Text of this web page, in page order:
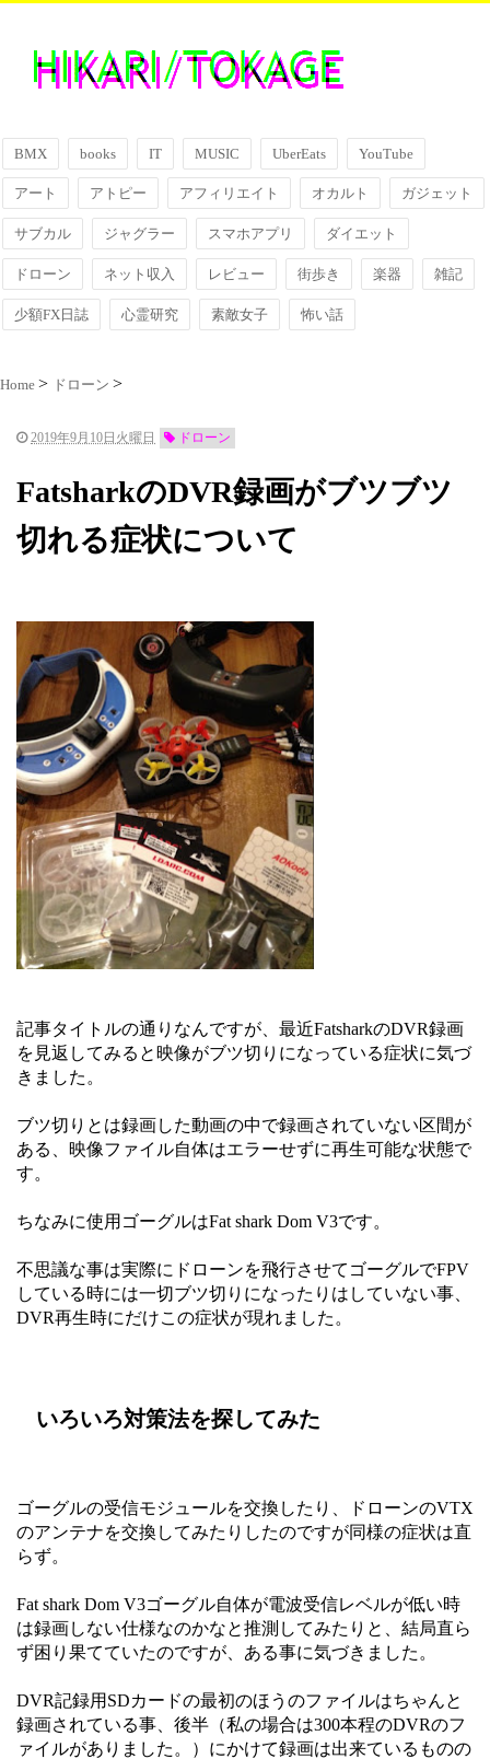
BMX books IT MUSIC UberEats YouTube
アート アトピー アフィリエイト オカルト ガジェット
サブカル ジャグラー スマホアプリ ダイエット
ドローン ネット収入 レビュー 街歩き 楽器 雑記
少額FX日誌 心霊研究 素敵女子 怖い話
Home ドローン
2019年9月10日火曜日 ドローン
FatsharkのDVR録画がブツブツ
切れる症状について
記事タイトルの通りなんですが、最近FatsharkのDVR録画
を見返してみると映像がブツ切りになっている症状に気づ
きました。
ブツ切りとは録画した動画の中で録画されていない区間が
ある、映像ファイル自体はエラーせずに再生可能な状態で
す。
ちなみに使用ゴーグルはFat shark Dom V3です。
不思議な事は実際にドローンを飛行させてゴーグルでFPV
している時には一切ブツ切りになったりはしていない事、
DVR再生時にだけこの症状が現れました。
いろいろ対策法を探してみた
ゴーグルの受信モジュールを交換したり、ドローンのVTX
のアンテナを交換してみたりしたのですが同様の症状は直
らず。
Fat shark Dom V3ゴーグル自体が電波受信レベルが低い時
は録画しない仕様なのかなと推測してみたりと、結局直ら
ず困り果てていたのですが、ある事に気づきました。
DVR記録用SDカードの最初のほうのファイルはちゃんと
録画されている事、後半（私の場合は300本程のDVRのフ
ァイルがありました。）にかけて録画は出来ているものの